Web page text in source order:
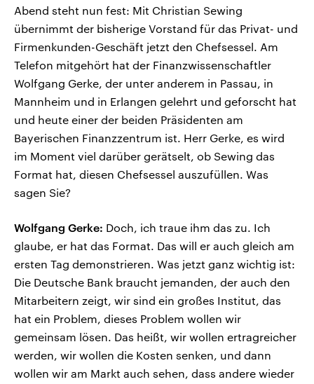
Abend steht nun fest: Mit Christian Sewing
übernimmt der bisherige Vorstand für das Privat- und
Firmenkunden-Geschäft jetzt den Chefsessel. Am
Telefon mitgehört hat der Finanzwissenschaftler
Wolfgang Gerke, der unter anderem in Passau, in
Mannheim und in Erlangen gelehrt und geforscht hat
und heute einer der beiden Präsidenten am
Bayerischen Finanzzentrum ist. Herr Gerke, es wird
im Moment viel darüber gerätselt, ob Sewing das
Format hat, diesen Chefsessel auszufüllen. Was
sagen Sie?
Wolfgang Gerke: Doch, ich traue ihm das zu. Ich
glaube, er hat das Format. Das will er auch gleich am
ersten Tag demonstrieren. Was jetzt ganz wichtig ist:
Die Deutsche Bank braucht jemanden, der auch den
Mitarbeitern zeigt, wir sind ein großes Institut, das
hat ein Problem, dieses Problem wollen wir
gemeinsam lösen. Das heißt, wir wollen ertragreicher
werden, wir wollen die Kosten senken, und dann
wollen wir am Markt auch sehen, dass andere wieder